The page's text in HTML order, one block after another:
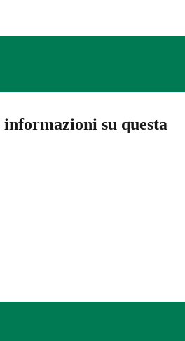
su questa